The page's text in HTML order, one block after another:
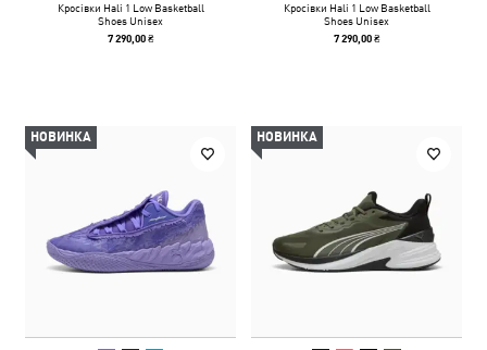
Кросівки Hali 1 Low Basketball
Shoes Unisex
7 290,00 ₴
Кросівки Hali 1 Low Basketball
Shoes Unisex
7 290,00 ₴
НОВИНКА НОВИНКА